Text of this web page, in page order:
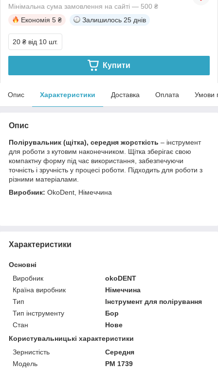
Мінімальна сума замовлення на сайті — 500 ₴
Економія 5 ₴ Залишилось 25 днів
20 ₴ від 10 шт.
Купити
Опис Характеристики Доставка Оплата Умови
Опис
Полірувальник (щітка), середня жорсткість – інструмент
для роботи з кутовим наконечником. Щітка зберігає свою
компактну форму під час використання, забезпечуючи
точність і зручність у процесі роботи. Підходить для роботи з
різними матеріалами.
Виробник: OkoDent, Німеччина
Характеристики
Основні
Виробник
okoDENT
Країна виробник
Німеччина
Тип
Інструмент для полірування
Тип інструменту
Бор
Стан
Нове
Користувальницькі характеристики
Зернистість
Середня
Мoдель
PM 1739